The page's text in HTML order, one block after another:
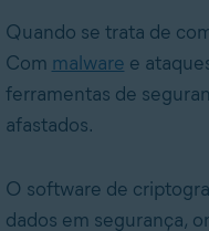
Quando se trata de
Com malware e
ferramentas de
afastados.
O software de
dados em segurança,